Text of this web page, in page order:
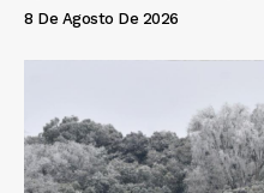
8 De Agosto De 2026